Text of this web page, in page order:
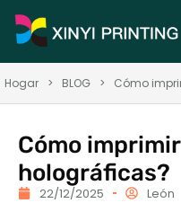
Hogar > BLOG > Cómo
Cómo
holográficas?
22/12/2025 León